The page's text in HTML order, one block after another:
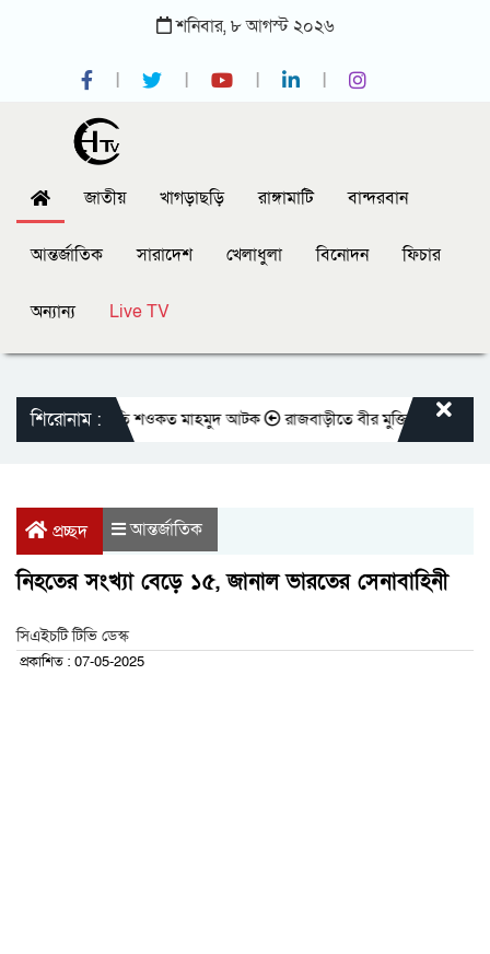
শনিবার,৮আগস্ট ২০২৬
জাতীয় খাগড়াছড়ি রাঙ্গামাটি বান্দরবান
আন্তর্জাতিক সারাদেশ খেলাধুলা বিনোদন ফিচার
অন্যান্য Live TV
শিরোনাম :
সভাপতি শওকত মাহমুদ আটক রাজবাড়ীতে বীর মুক্তিযোদ্ধাদের জন্য সংরক্ষিত
প্রচ্ছদ আন্তর্জাতিক
নিহতের সংখ্যা বেড়ে ১৫, জানাল ভারতের সেনাবাহিনী
সিএইচটি টিভি ডেস্ক
প্রকাশিত : 07-05-2025